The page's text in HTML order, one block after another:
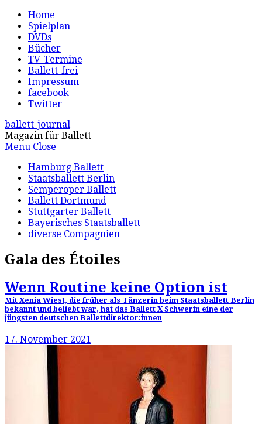
Home
Spielplan
DVDs
Bücher
TV-Termine
Ballett-frei
Impressum
facebook
Twitter
ballett-journal
Magazin für Ballett
Menu Close
Hamburg Ballett
Staatsballett Berlin
Semperoper Ballett
Ballett Dortmund
Stuttgarter Ballett
Bayerisches Staatsballett
diverse Compagnien
Gala des Étoiles
Wenn Routine keine Option ist
Mit Xenia Wiest, die früher als Tänzerin beim Staatsballett Berlin
bekannt und beliebt war, hat das Ballett X Schwerin eine der
jüngsten deutschen Ballettdirektor:innen
17. November 2021